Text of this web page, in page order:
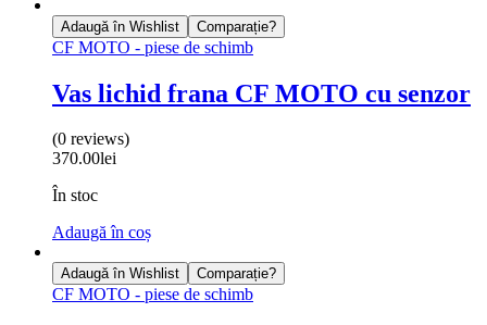
Adaugă în Wishlist Comparație?
CF MOTO - piese de schimb
Vas lichid frana CF MOTO cu senzor
(0 reviews)
370.00lei
În stoc
Adaugă în coș
Adaugă în Wishlist Comparație?
CF MOTO - piese de schimb